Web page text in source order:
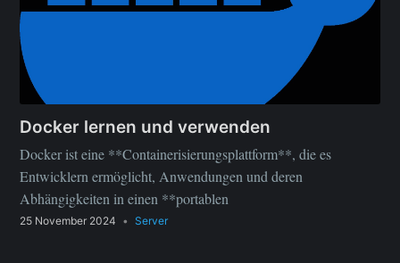
Docker lernen und verwenden
Docker ist eine **Containerisierungsplattform**, die es
Entwicklern ermöglicht, Anwendungen und deren
Abhängigkeiten in einen **portablen
25 November 2024 • Server